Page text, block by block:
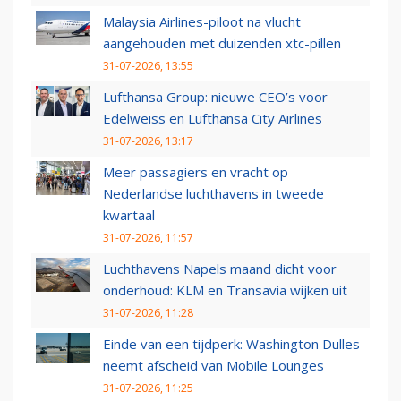
Malaysia Airlines-piloot na vlucht
aangehouden met duizenden xtc-pillen
31-07-2026, 13:55
Lufthansa Group: nieuwe CEO’s voor
Edelweiss en Lufthansa City Airlines
31-07-2026, 13:17
Meer passagiers en vracht op
Nederlandse luchthavens in tweede
kwartaal
31-07-2026, 11:57
Luchthavens Napels maand dicht voor
onderhoud: KLM en Transavia wijken uit
31-07-2026, 11:28
Einde van een tijdperk: Washington Dulles
neemt afscheid van Mobile Lounges
31-07-2026, 11:25